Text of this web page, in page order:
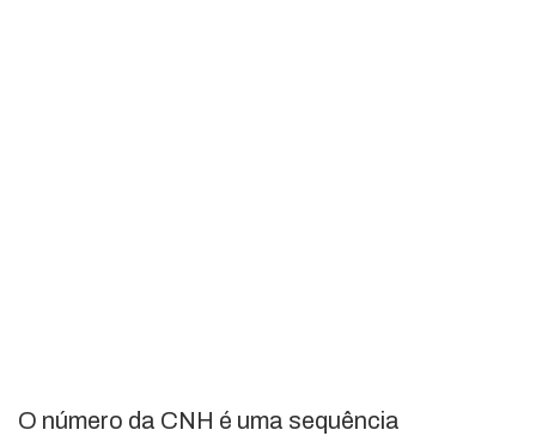
O número da CNH é uma sequência